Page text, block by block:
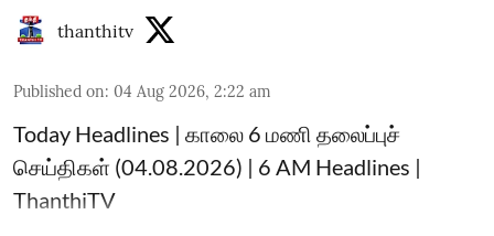
thanthitv
Published on: 04 Aug 2026, 2:22 am
Today Headlines | காலை 6 மணி தலைப்புச்
செய்திகள் (04.08.2026) | 6 AM Headlines |
ThanthiTV